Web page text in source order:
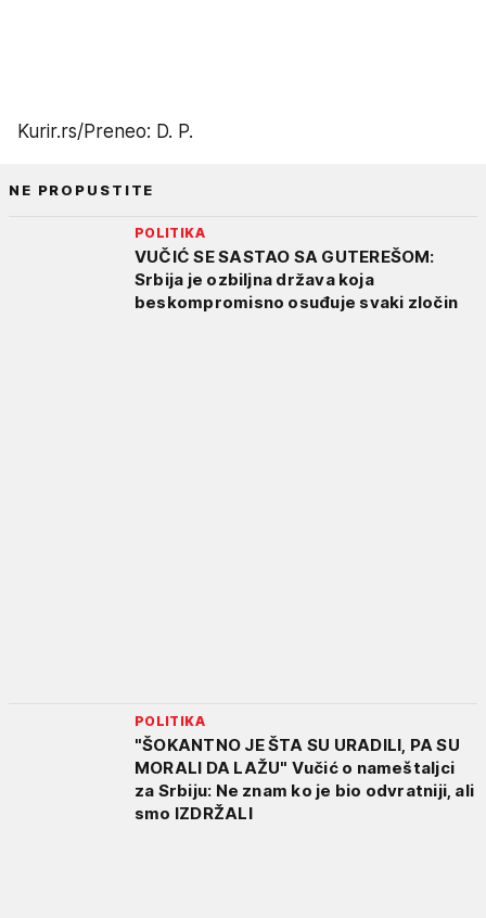
Kurir.rs/Preneo: D. P.
NE PROPUSTITE
POLITIKA
VUČIĆ SE SASTAO SA GUTEREŠOM:
Srbija je ozbiljna država koja
beskompromisno osuđuje svaki zločin
POLITIKA
"ŠOKANTNO JE ŠTA SU URADILI, PA SU
MORALI DA LAŽU" Vučić o nameštaljci
za Srbiju: Ne znam ko je bio odvratniji, ali
smo IZDRŽALI